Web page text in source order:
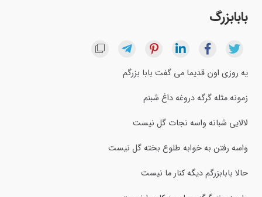
بابابزرگ
یه روزی اون قدیما می گفت بابا بزرگم
زمونه مثله گرگه دروغه داغ شبنم
لالایی شبانه واسه نجات گل نیست
واسه رفتن به خوابه طلوع بخته گل نیست
حالا بابابزرگم دیگه کنار ما نیست